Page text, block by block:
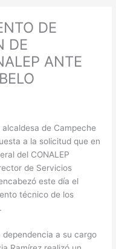
DE
DE
ANTE
de Campeche
a la solicitud que en
del CONALEP
de Servicios
este día el
técnico de los
a su cargo